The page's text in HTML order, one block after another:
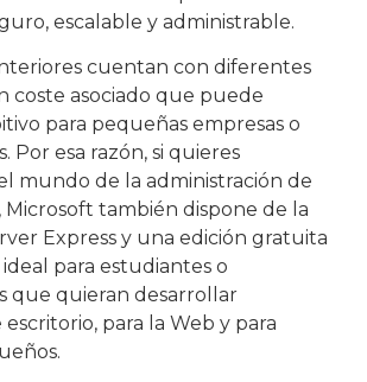
escalable y administrable.
cuentan con diferentes
coste asociado que puede
para pequeñas empresas o
Por esa razón, si quieres
mundo de la administración de
Microsoft también dispone de la
Express y una edición gratuita
ideal para estudiantes o
que quieran desarrollar
para la Web y para